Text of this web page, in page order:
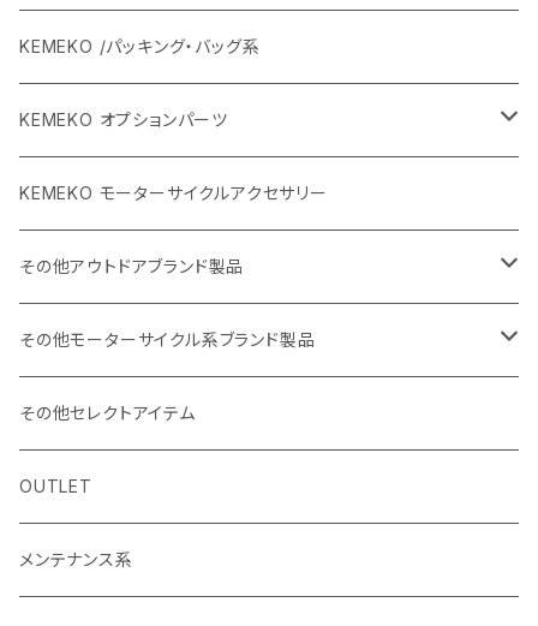
KEMEKO /パッキング・バッグ系
KEMEKO オプションパーツ
BBQグリル ひらっち
防水充電ケーブルシステム
カーボンポール
SHADE25 テント
シングルストラップ2
ヘルメット
KEMEKO モーターサイクルアクセサリー
その他アウトドアブランド製品
ストリームトレイル製品
バッグ
小物・サングラス・キャップ
ハルタホース
斧
ナイフ
レッドレンザー
バッグ
その他モーターサイクル系ブランド製品
NORIX SIMPSON
OSBE ITALY
ROCHET
その他セレクトアイテム
OUTLET
メンテナンス系